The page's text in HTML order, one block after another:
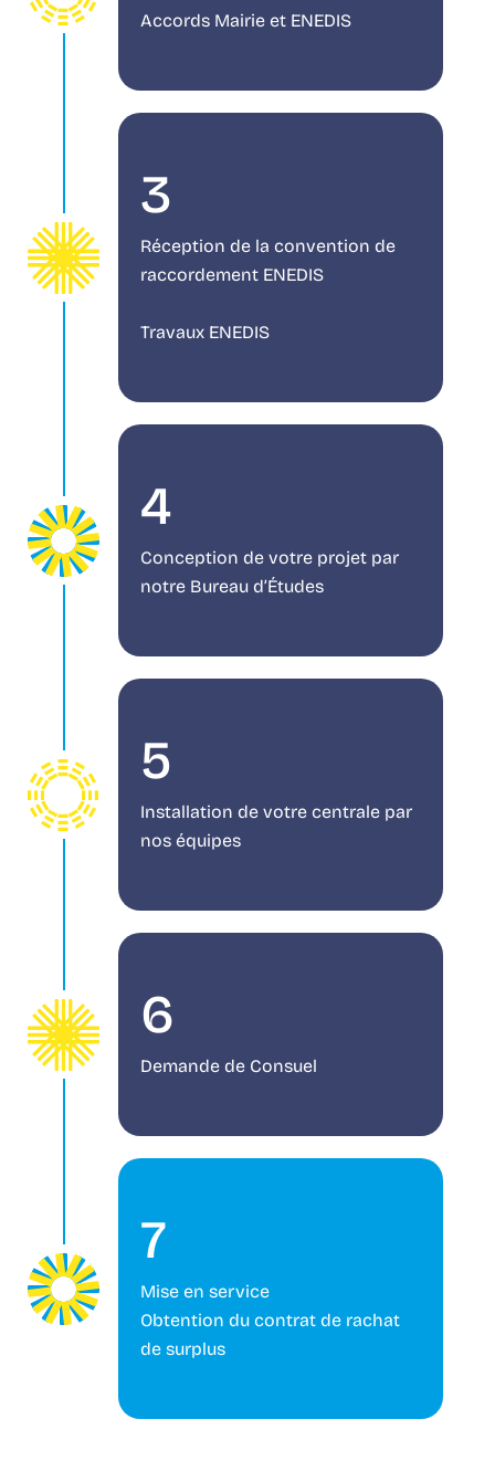
Accords Mairie et ENEDIS
3
Réception de la convention de
raccordement ENEDIS
Travaux ENEDIS
4
Conception de votre projet par
notre Bureau d’Études
5
Installation de votre centrale par
nos équipes
6
Demande de Consuel
7
Mise en service
Obtention du contrat de rachat
de surplus